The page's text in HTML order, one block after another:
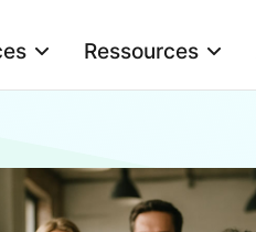
Ressources